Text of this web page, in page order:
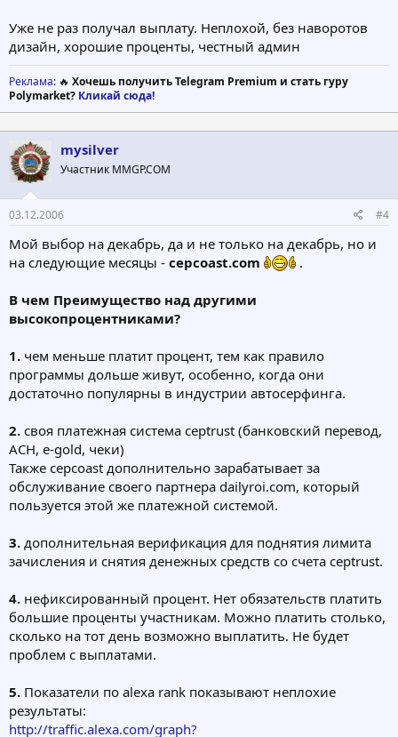
Уже не раз получал выплату. Неплохой, без наворотов
дизайн, хорошие проценты, честный админ
Реклама: 🔥 Хочешь получить Telegram Premium и стать гуру
Polymarket? Кликай сюда!
mysilver
Участник MMGP.COM
03.12.2006 #4
Мой выбор на декабрь, да и не только на декабрь, но и
на следующие месяцы - cepcoast.com .
В чем Преимущество над другими
высокопроцентниками?
1. чем меньше платит процент, тем как правило
программы дольше живут, особенно, когда они
достаточно популярны в индустрии автосерфинга.
2. своя платежная система ceptrust (банковский перевод,
ACH, e-gold, чеки)
Также cepcoast дополнительно зарабатывает за
обслуживание своего партнера dailyroi.com, который
пользуется этой же платежной системой.
3. дополнительная верификация для поднятия лимита
зачисления и снятия денежных средств со счета ceptrust.
4. нефиксированный процент. Нет обязательств платить
большие проценты участникам. Можно платить столько,
сколько на тот день возможно выплатить. Не будет
проблем с выплатами.
5. Показатели по alexa rank показывают неплохие
результаты:
http://traffic.alexa.com/graph?